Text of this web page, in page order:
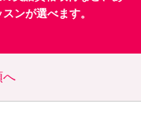
ンが選べます。
へ